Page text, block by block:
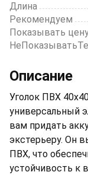
Длина
Рекомендуем
Показывать
Описание
Уголок ПВХ
универсальный
вам придать
экстерьеру. Он
ПВХ, что
устойчивость к